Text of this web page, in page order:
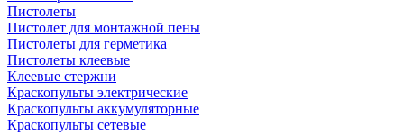
Пистолеты
Пистолет для монтажной пены
Пистолеты для герметика
Пистолеты клеевые
Клеевые стержни
Краскопульты электрические
Краскопульты аккумуляторные
Краскопульты сетевые